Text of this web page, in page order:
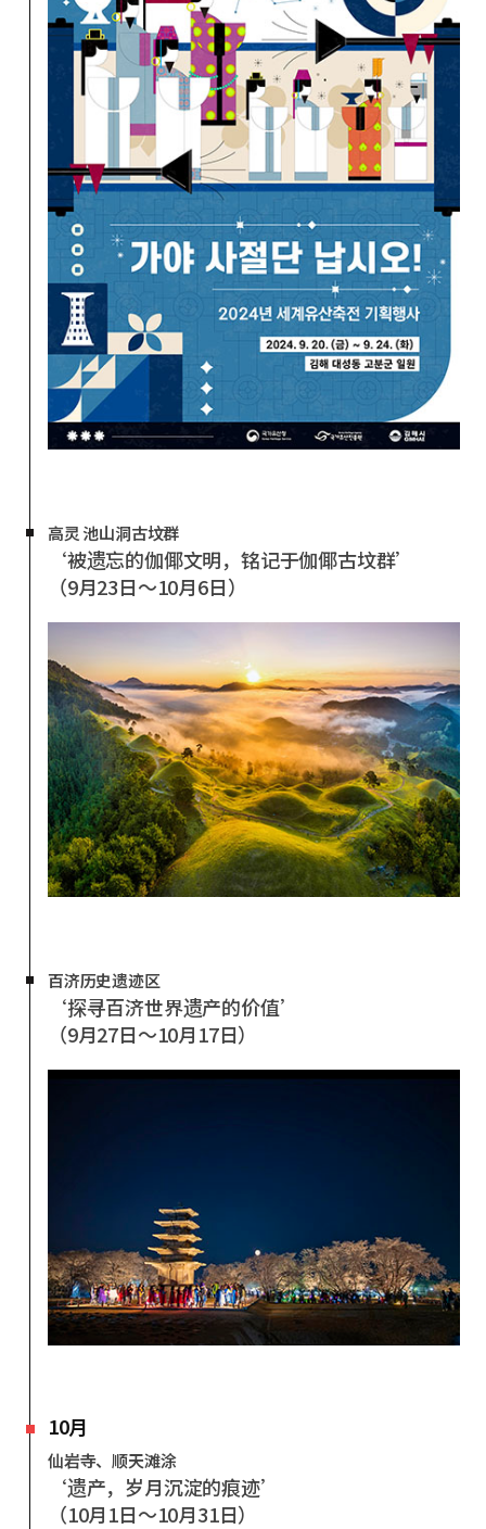
高灵 池山洞古坟群
‘被遗忘的伽倻文明，铭记于伽倻古坟群’
（9月23日～10月6日）
百济历史遗迹区
‘探寻百济世界遗产的价值’
（9月27日～10月17日）
10月
仙岩寺、顺天滩涂
‘遗产，岁月沉淀的痕迹’
（10月1日～10月31日）